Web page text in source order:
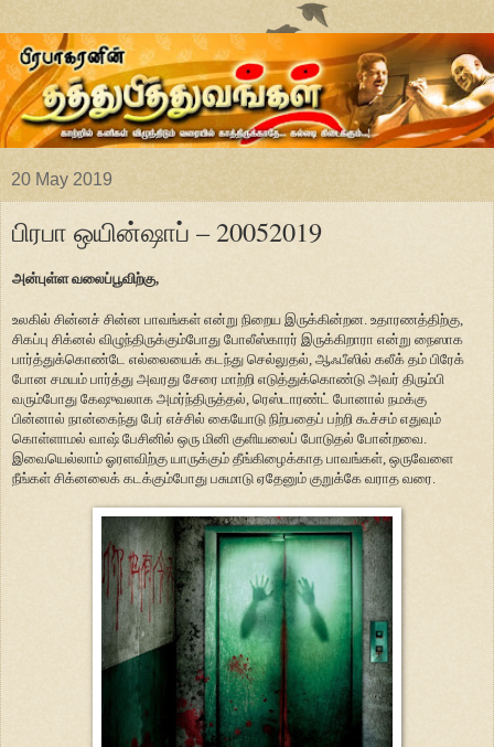
20 May 2019
பிரபா ஒயின்ஷாப் – 20052019
அன்புள்ள வலைப்பூவிற்கு,
உலகில் சின்னச் சின்ன பாவங்கள் என்று நிறைய இருக்கின்றன. உதாரணத்திற்கு,
சிகப்பு சிக்னல் விழுந்திருக்கும்போது போலீஸ்காரர் இருக்கிறாரா என்று நைஸாக
பார்த்துக்கொண்டே எல்லையைக் கடந்து செல்லுதல், ஆஃபீஸில் கலீக் தம் பிரேக்
போன சமயம் பார்த்து அவரது சேரை மாற்றி எடுத்துக்கொண்டு அவர் திரும்பி
வரும்போது கேஷுவலாக அமர்ந்திருத்தல், ரெஸ்டாரண்ட் போனால் நமக்கு
பின்னால் நான்கைந்து பேர் எச்சில் கையோடு நிற்பதைப் பற்றி கூச்சம் எதுவும்
கொள்ளாமல் வாஷ் பேசினில் ஒரு மினி குளியலைப் போடுதல் போன்றவை.
இவையெல்லாம் ஓரளவிற்கு யாருக்கும் தீங்கிழைக்காத பாவங்கள், ஒருவேளை
நீங்கள் சிக்னலைக் கடக்கும்போது பசுமாடு ஏதேனும் குறுக்கே வராத வரை.